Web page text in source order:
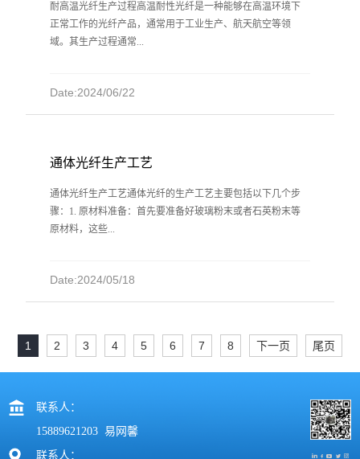
耐高温光纤生产过程高温耐性光纤是一种能够在高温环境下
正常工作的光纤产品，通常用于工业生产、航天航空等领
域。其生产过程通常...
Date:2024/06/22
通体光纤生产工艺
通体光纤生产工艺通体光纤的生产工艺主要包括以下几个步
骤：1. 原材料准备：首先要准备好玻璃粉末或者石英粉末等
原材料，这些...
Date:2024/05/18
1 2 3 4 5 6 7 8 下一页 尾页
联系人：
15889621203 易网馨
联系人：